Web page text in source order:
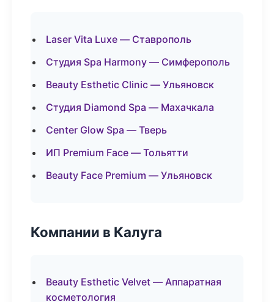
Laser Vita Luxe — Ставрополь
Студия Spa Harmony — Симферополь
Beauty Esthetic Clinic — Ульяновск
Студия Diamond Spa — Махачкала
Center Glow Spa — Тверь
ИП Premium Face — Тольятти
Beauty Face Premium — Ульяновск
Компании в Калуга
Beauty Esthetic Velvet — Аппаратная
косметология